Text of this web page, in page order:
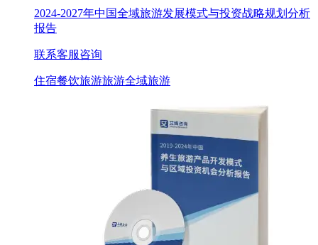
2024-2027年中国全域旅游发展模式与投资战略规划分析
报告
联系客服咨询
住宿餐饮旅游旅游全域旅游